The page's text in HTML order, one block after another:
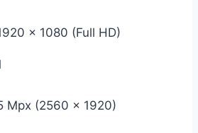
x 1080 (Full HD)
Mpx (2560 x 1920)